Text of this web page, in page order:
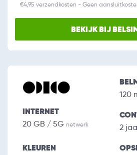
€4,95 verzendkosten - Geen
BEKIJK BIJ
INTERNET
20 GB / 5G netwerk
120
2
KLEUREN